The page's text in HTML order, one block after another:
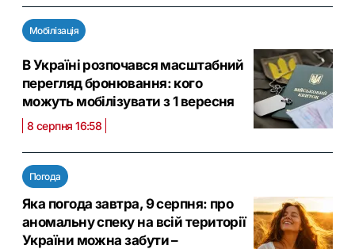
Мобілізація
В Україні розпочався масштабний
перегляд бронювання: кого
можуть мобілізувати з 1 вересня
8 серпня 16:58
Погода
Яка погода завтра, 9 серпня: про
аномальну спеку на всій території
України можна забути –